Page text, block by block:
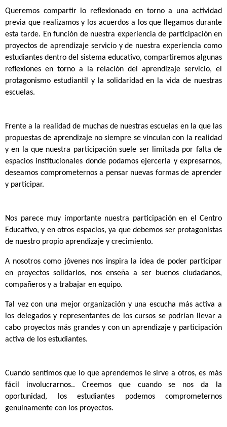
Queremos compartir lo reflexionado en torno a una actividad
previa que realizamos y los acuerdos a los que llegamos durante
esta tarde. En función de nuestra experiencia de participación en
proyectos de aprendizaje servicio y de nuestra experiencia como
estudiantes dentro del sistema educativo, compartiremos algunas
reflexiones en torno a la relación del aprendizaje servicio, el
protagonismo estudiantil y la solidaridad en la vida de nuestras
escuelas.
Frente a la realidad de muchas de nuestras escuelas en la que las
propuestas de aprendizaje no siempre se vinculan con la realidad
y en la que nuestra participación suele ser limitada por falta de
espacios institucionales donde podamos ejercerla y expresarnos,
deseamos comprometernos a pensar nuevas formas de aprender
y participar.
Nos parece muy importante nuestra participación en el Centro
Educativo, y en otros espacios, ya que debemos ser protagonistas
de nuestro propio aprendizaje y crecimiento.
A nosotros como jóvenes nos inspira la idea de poder participar
en proyectos solidarios, nos enseña a ser buenos ciudadanos,
compañeros y a trabajar en equipo.
Tal vez con una mejor organización y una escucha más activa a
los delegados y representantes de los cursos se podrían llevar a
cabo proyectos más grandes y con un aprendizaje y participación
activa de los estudiantes.
Cuando sentimos que lo que aprendemos le sirve a otros, es más
fácil involucrarnos.. Creemos que cuando se nos da la
oportunidad, los estudiantes podemos comprometernos
genuinamente con los proyectos.